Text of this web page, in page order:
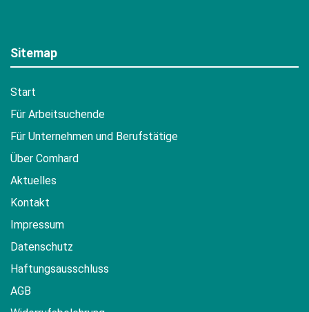
Sitemap
Start
Für Arbeitsuchende
Für Unternehmen und Berufstätige
Über Comhard
Aktuelles
Kontakt
Impressum
Datenschutz
Haftungsausschluss
AGB